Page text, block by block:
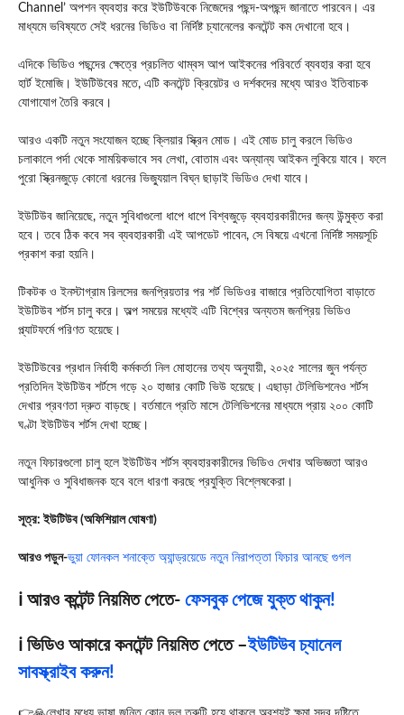
Channel’ অপশন ব্যবহার করে ইউটিউবকে নিজেদের পছন্দ-অপছন্দ জানাতে পারবেন। এর
মাধ্যমে ভবিষ্যতে সেই ধরনের ভিডিও বা নির্দিষ্ট চ্যানেলের কনটেন্ট কম দেখানো হবে।
এদিকে ভিডিও পছন্দের ক্ষেত্রে প্রচলিত থাম্বস আপ আইকনের পরিবর্তে ব্যবহার করা হবে
হার্ট ইমোজি। ইউটিউবের মতে, এটি কনটেন্ট ক্রিয়েটর ও দর্শকদের মধ্যে আরও ইতিবাচক
যোগাযোগ তৈরি করবে।
আরও একটি নতুন সংযোজন হচ্ছে ক্লিয়ার স্ক্রিন মোড। এই মোড চালু করলে ভিডিও
চলাকালে পর্দা থেকে সাময়িকভাবে সব লেখা, বোতাম এবং অন্যান্য আইকন লুকিয়ে যাবে। ফলে
পুরো স্ক্রিনজুড়ে কোনো ধরনের ভিজ্যুয়াল বিঘ্ন ছাড়াই ভিডিও দেখা যাবে।
ইউটিউব জানিয়েছে, নতুন সুবিধাগুলো ধাপে ধাপে বিশ্বজুড়ে ব্যবহারকারীদের জন্য উন্মুক্ত করা
হবে। তবে ঠিক কবে সব ব্যবহারকারী এই আপডেট পাবেন, সে বিষয়ে এখনো নির্দিষ্ট সময়সূচি
প্রকাশ করা হয়নি।
টিকটক ও ইনস্টাগ্রাম রিলসের জনপ্রিয়তার পর শর্ট ভিডিওর বাজারে প্রতিযোগিতা বাড়াতে
ইউটিউব শর্টস চালু করে। অল্প সময়ের মধ্যেই এটি বিশ্বের অন্যতম জনপ্রিয় ভিডিও
প্ল্যাটফর্মে পরিণত হয়েছে।
ইউটিউবের প্রধান নির্বাহী কর্মকর্তা নিল মোহানের তথ্য অনুযায়ী, ২০২৫ সালের জুন পর্যন্ত
প্রতিদিন ইউটিউব শর্টসে গড়ে ২০ হাজার কোটি ভিউ হয়েছে। এছাড়া টেলিভিশনেও শর্টস
দেখার প্রবণতা দ্রুত বাড়ছে। বর্তমানে প্রতি মাসে টেলিভিশনের মাধ্যমে প্রায় ২০০ কোটি
ঘণ্টা ইউটিউব শর্টস দেখা হচ্ছে।
নতুন ফিচারগুলো চালু হলে ইউটিউব শর্টস ব্যবহারকারীদের ভিডিও দেখার অভিজ্ঞতা আরও
আধুনিক ও সুবিধাজনক হবে বলে ধারণা করছে প্রযুক্তি বিশ্লেষকেরা।
সূত্র: ইউটিউব (অফিশিয়াল ঘোষণা)
আরও পড়ুন-ভুয়া ফোনকল শনাক্তে অ্যান্ড্রয়েডে নতুন নিরাপত্তা ফিচার আনছে গুগল
ℹ️ আরও কন্টেন্ট নিয়মিত পেতে- ফেসবুক পেজে যুক্ত থাকুন!
ℹ️ ভিডিও আকারে কনটেন্ট নিয়মিত পেতে –ইউটিউব চ্যানেল
সাবস্ক্রাইব করুন!